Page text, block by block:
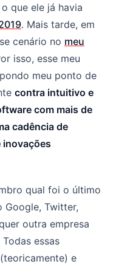
que ele já havia
. Mais tarde, em
cenário no meu
isso, esse meu
meu ponto de
contra intuitivo e
com mais de
cadência de
inovações
qual foi o último
Google, Twitter,
outra empresa
essas
e